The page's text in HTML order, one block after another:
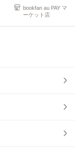
bookfan au PAY マ
ーケット店